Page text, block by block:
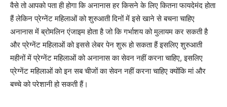
वैसे तो आपको पता ही होगा कि अनानास हर किसने के लिए कितना फायदेमंद होता
हैं लेकिन प्रेग्नेंट महिलाओं को शुरुआती दिनों में इसे खाने से बचना चाहिए
अनानास में ब्रोमलिन एंजाइम होता है जो कि गर्भाशय को मुलायम कर सकती है
और प्रेग्नेंट महिलाओं को इससे लेबर पेन शुरू हो सकता हैं इसलिए शुरुआती
महीनों में प्रेग्नेंट महिलाओं को अनानास का सेवन नहीं करना चाहिए, इसलिए
प्रेग्नेंट महिलाओं को इन सब चीजों का सेवन नहीं करना चाहिए क्योंकि मां और
बच्चे को परेशानी हो सकती हैं।